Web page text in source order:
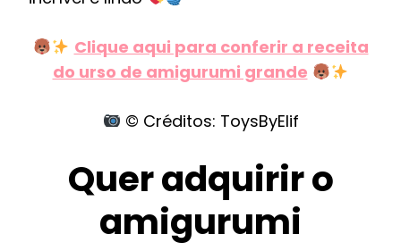
Clique aqui para conferir a receita
do urso de amigurumi grande
© Créditos: ToysByElif
Quer adquirir o
amigurumi